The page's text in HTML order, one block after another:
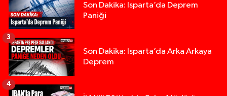
Son Dakika: Isparta’da Deprem
Paniği
Son Dakika: Isparta’da Arka Arkaya
Deprem
3
4